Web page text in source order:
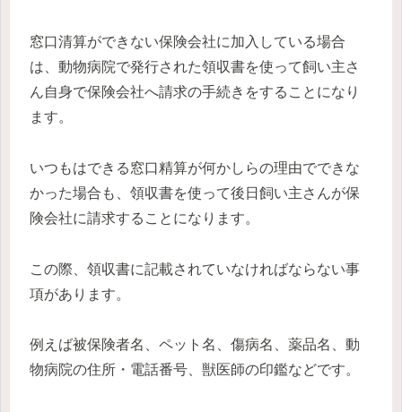
窓口清算ができない保険会社に加入している場合
は、動物病院で発行された領収書を使って飼い主さ
ん自身で保険会社へ請求の手続きをすることになり
ます。
いつもはできる窓口精算が何かしらの理由でできな
かった場合も、領収書を使って後日飼い主さんが保
険会社に請求することになります。
この際、領収書に記載されていなければならない事
項があります。
例えば被保険者名、ペット名、傷病名、薬品名、動
物病院の住所・電話番号、獣医師の印鑑などです。